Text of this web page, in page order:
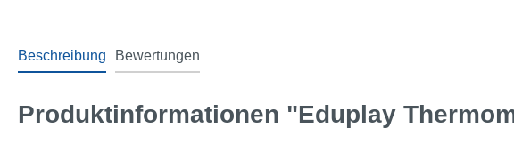
Beschreibung Bewertungen
Produktinformationen "Eduplay